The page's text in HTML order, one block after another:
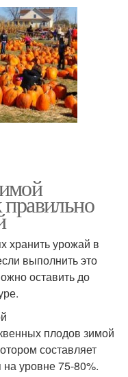
хранить урожай в
выполнить это
оставить до
плодов зимой
составляет
уровне 75-80%.